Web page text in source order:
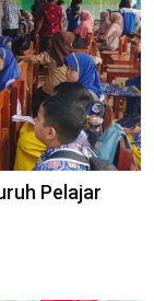
Pelajar